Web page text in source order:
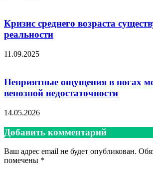
Кризис среднего возраста
реальности
11.09.2025
Неприятные ощущения в ногах
венозной недостаточности
14.05.2026
Добавить комментарий
Ваш адрес email не будет опубликован.
помечены *